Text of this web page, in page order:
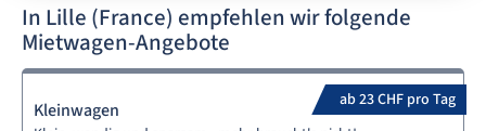
In Lille (France) empfehlen wir folgende
Mietwagen-Angebote
ab 23 CHF pro Tag
Kleinwagen